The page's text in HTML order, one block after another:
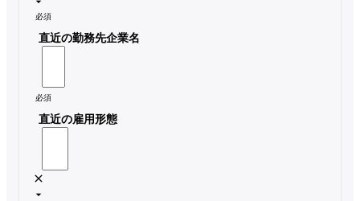
必須
直近の勤務先企業名
必須
直近の雇用形態